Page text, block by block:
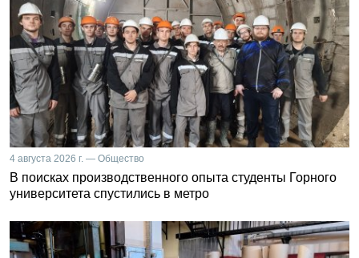
4 августа 2026 г. — Общество
В поисках производственного опыта студенты Горного
университета спустились в метро